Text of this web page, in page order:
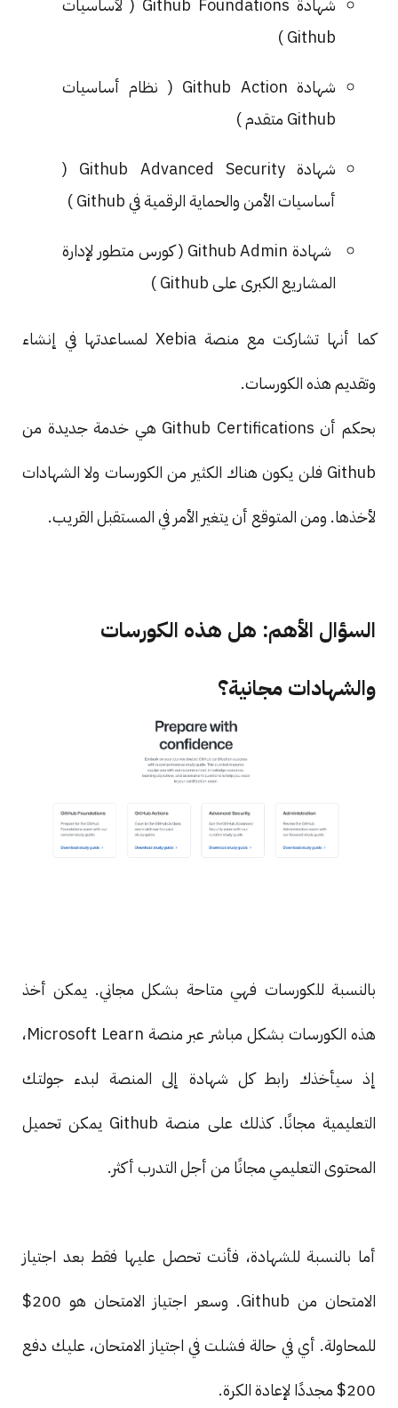
شهادة Github Foundations ( لأساسيات
Github )
شهادة Github Action ( نظام أساسيات
Github متقدم )
شهادة Github Advanced Security (
أساسيات الأمن والحماية الرقمية في Github )
شهادة Github Admin ( كورس متطور لإدارة
المشاريع الكبرى على Github )
كما أنها تشاركت مع منصة Xebia لمساعدتها في إنشاء
وتقديم هذه الكورسات.
بحكم أن Github Certifications هي خدمة جديدة من
Github فلن يكون هناك الكثير من الكورسات ولا الشهادات
لأخذها. ومن المتوقع أن يتغير الأمر في المستقبل القريب.
السؤال الأهم: هل هذه الكورسات
والشهادات مجانية؟
بالنسبة للكورسات فهي متاحة بشكل مجاني. يمكن أخذ
هذه الكورسات بشكل مباشر عبر منصة Microsoft Learn،
إذ سيأخذك رابط كل شهادة إلى المنصة لبدء جولتك
التعليمية مجانًا. كذلك على منصة Github يمكن تحميل
المحتوى التعليمي مجانًا من أجل التدرب أكثر.
أما بالنسبة للشهادة، فأنت تحصل عليها فقط بعد اجتياز
الامتحان من Github. وسعر اجتياز الامتحان هو 200$
للمحاولة. أي في حالة فشلت في اجتياز الامتحان، عليك دفع
200$ مجددًا لإعادة الكرة.